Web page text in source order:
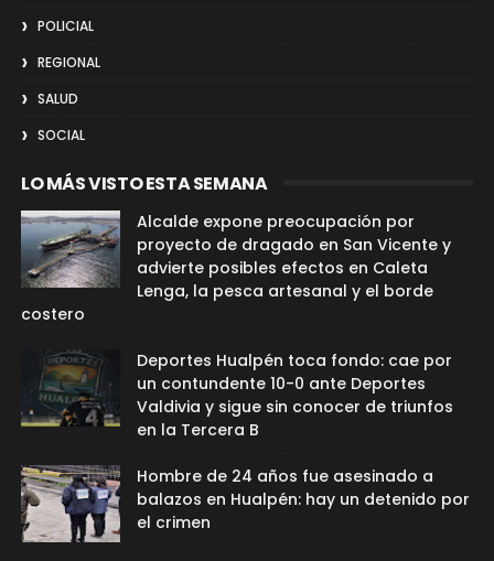
POLICIAL
REGIONAL
SALUD
SOCIAL
LO MÁS VISTO ESTA SEMANA
Alcalde expone preocupación por
proyecto de dragado en San Vicente y
advierte posibles efectos en Caleta
Lenga, la pesca artesanal y el borde
costero
Deportes Hualpén toca fondo: cae por
un contundente 10-0 ante Deportes
Valdivia y sigue sin conocer de triunfos
en la Tercera B
Hombre de 24 años fue asesinado a
balazos en Hualpén: hay un detenido por
el crimen